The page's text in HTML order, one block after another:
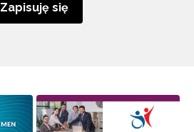
Zapisuję się